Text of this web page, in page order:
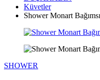
Küvetler
Shower Monart
SHOWER